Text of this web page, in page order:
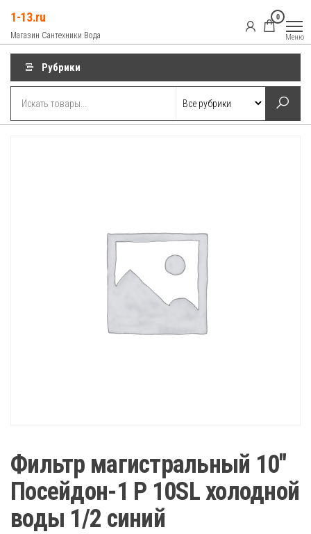
содержимому
1-13.ru
Магазин Сантехники Вода
0
Меню
Рубрики
Фильтр магистральный 10″
Посейдон-1 Р 10SL холодной
воды 1/2 синий